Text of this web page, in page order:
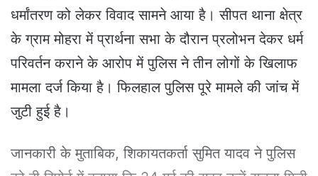
धर्मांतरण को लेकर विवाद सामने आया है। सीपत थाना क्षेत्र
के ग्राम मोहरा में प्रार्थना सभा के दौरान प्रलोभन देकर धर्म
परिवर्तन कराने के आरोप में पुलिस ने तीन लोगों के खिलाफ
मामला दर्ज किया है। फिलहाल पुलिस पूरे मामले की जांच में
जुटी हुई है।
जानकारी के मुताबिक, शिकायतकर्ता सुमित यादव ने पुलिस